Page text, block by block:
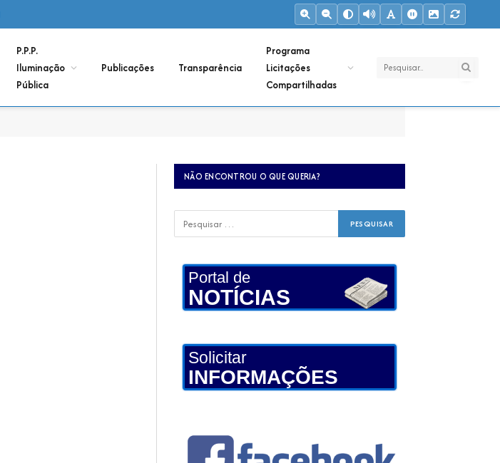
P.P.P.
Iluminação
Pública
Publicações Transparência
Programa
Licitações
Compartilhadas
NÃO ENCONTROU O QUE QUERIA?
Portal de
NOTÍCIAS
Solicitar
INFORMAÇÕES